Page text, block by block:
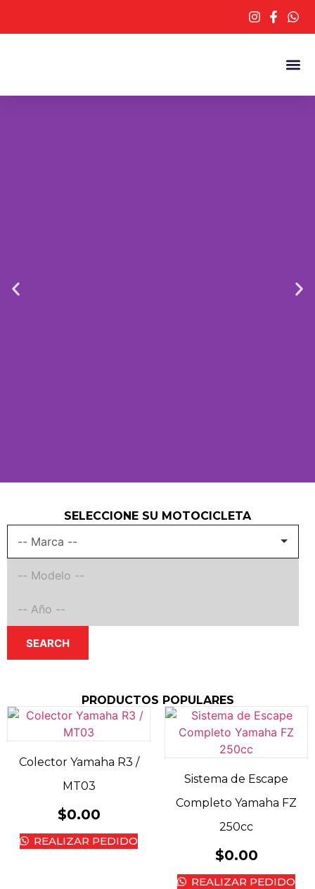
SELECCIONE SU MOTOCICLETA
SEARCH
PRODUCTOS POPULARES
Colector Yamaha R3 /
MT03
$0.00
REALIZAR PEDIDO
Sistema de Escape
Completo Yamaha FZ
250cc
$0.00
REALIZAR PEDIDO